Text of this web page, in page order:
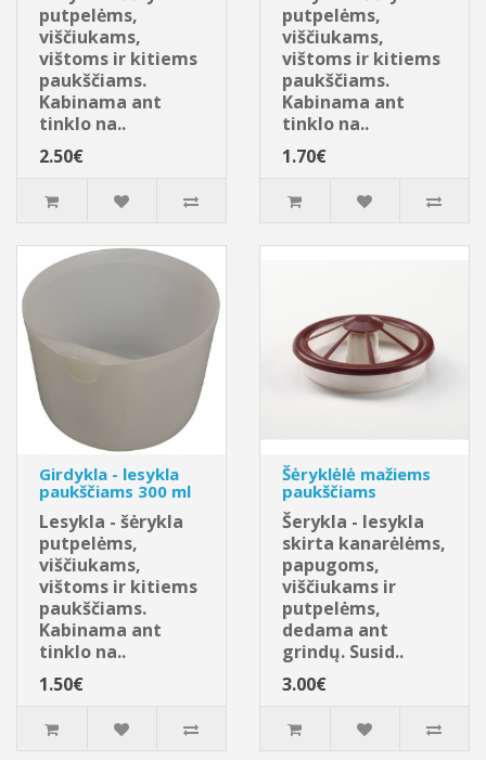
putpelėms,
viščiukams,
vištoms ir kitiems
paukščiams.
Kabinama ant
tinklo na..
2.50€
putpelėms,
viščiukams,
vištoms ir kitiems
paukščiams.
Kabinama ant
tinklo na..
1.70€
Girdykla - lesykla
paukščiams 300 ml
Lesykla - šėrykla
putpelėms,
viščiukams,
vištoms ir kitiems
paukščiams.
Kabinama ant
tinklo na..
1.50€
Šėryklėlė mažiems
paukščiams
Šerykla - lesykla
skirta kanarėlėms,
papugoms,
viščiukams ir
putpelėms,
dedama ant
grindų. Susid..
3.00€